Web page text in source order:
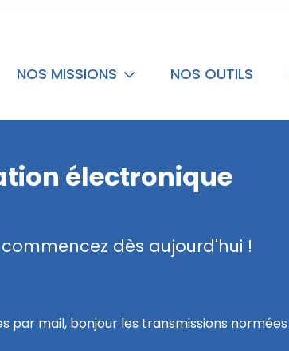
NOS MISSIONS NOS OUTILS
électronique
commencez dès aujourd'hui !
par mail, bonjour les transmissions